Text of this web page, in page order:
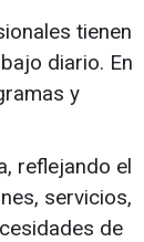
tienen
diario. En
y
reflejando el
servicios,
de